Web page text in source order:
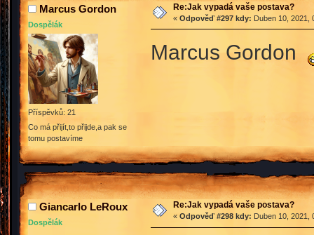
Marcus Gordon
Dospělák
Příspěvků: 21
Co má přijít,to přijde,a pak se
tomu postavíme
Re:Jak vypadá vaše postava?
« Odpověď #297 kdy: Duben 10, 2021,
Marcus Gordon
Giancarlo LeRoux
Dospělák
Re:Jak vypadá vaše postava?
« Odpověď #298 kdy: Duben 10, 2021,